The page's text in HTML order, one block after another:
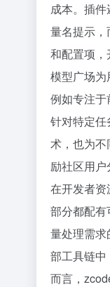
成本。插
量名提示
和配置项，
模型广场为
例如专注
针对特定
术，也为
励社区用户
在开发者
部分都配
量处理需
部工具链
而言，